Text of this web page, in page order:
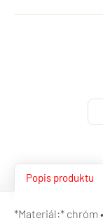
Popis produktu
*Materiál:* chróm